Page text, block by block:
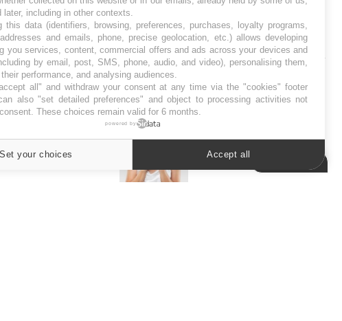
SYMPTÔMES
des métatarsalgies à 90 %
liées à problème d’appui
Mauvaise haleine : il faut
améliorer l’hygiène
bucco-dentaire
later, including in other contexts.
this data (identifiers, browsing, preferences, purchases, loyalty programs,
addresses and emails, phone, precise geolocation, etc.) allows developing
you services, content, commercial offers and ads across your devices and
by email, post, SMS, phone, audio, and video), personalising them,
performance, and analysing audiences.
all" and withdraw your consent at any time via the "cookies" footer
also "set detailed preferences" and object to processing activities not
These choices remain valid for 6 months.
powered by
Set your choices Accept all